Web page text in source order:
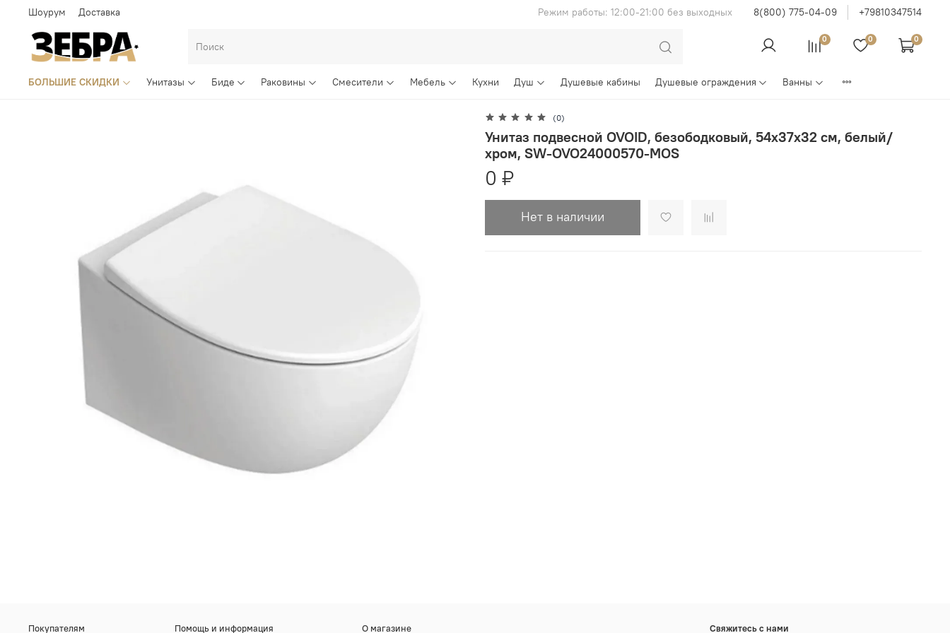
Шоурум Доставка Режим работы: 12:00-21:00 без выходных 8(800) 775-04-09 +79810347514
0 0 0
БОЛЬШИЕ СКИДКИ Унитазы Биде Раковины Смесители Мебель Кухни Душ Душевые кабины Душевые ограждения Ванны
(0)
Унитаз подвесной OVOID, безободковый, 54x37x32 см, белый/
хром, SW-OVO24000570-MOS
0 ₽
Нет в наличии
Покупателям Помощь и информация О магазине Свяжитесь с нами